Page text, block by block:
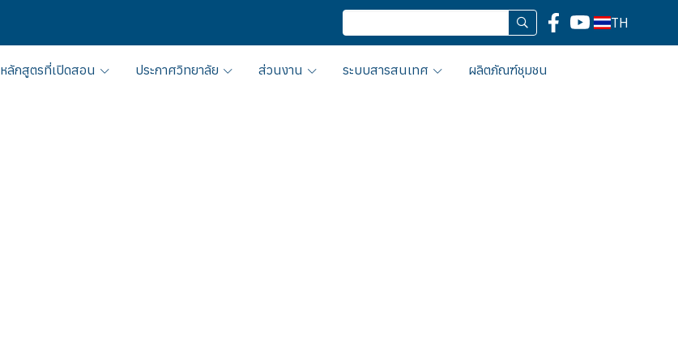
TH
หลักสูตรที่เปิดสอน ประกาศวิทยาลัย ส่วนงาน ระบบสารสนเทศ ผลิตภัณฑ์ชุมชน